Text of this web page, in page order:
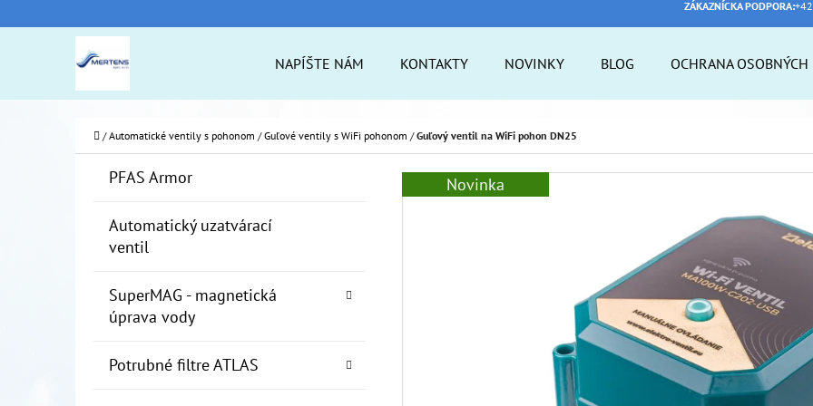
ZÁKAZNÍCKA PODPORA:
NAPÍŠTE NÁM KONTAKTY NOVINKY BLOG OCHRANA OSOBNÝCH
Domov
/ Automatické ventily s pohonom / Guľové ventily s WiFi pohonom / Guľový ventil na WiFi pohon DN25
Preskočiť
PFAS Armor
Automatický uzatvárací
ventil
SuperMAG - magnetická
úprava vody
Potrubné filtre ATLAS
Novinka
Í
do
obchodu
do
obchodu
ODPORÚČAME